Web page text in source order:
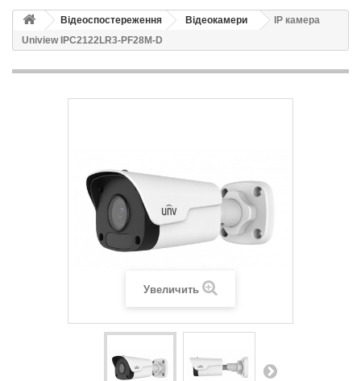
Відеоспостереження Відеокамери
IP камера
Uniview IPC2122LR3-PF28M-D
Увеличить